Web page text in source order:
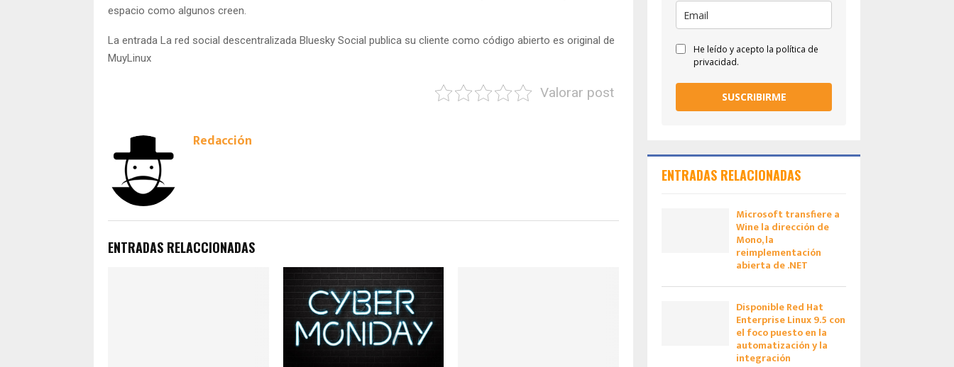
espacio como algunos creen.
La entrada La red social descentralizada Bluesky Social publica su cliente como código abierto es original de
MuyLinux
Valorar post
Redacción
ENTRADAS RELACCIONADAS
He leído y acepto la política de
privacidad.
SUSCRIBIRME
ENTRADAS RELACIONADAS
Microsoft transfiere a
Wine la dirección de
Mono, la
reimplementación
abierta de .NET
Disponible Red Hat
Enterprise Linux 9.5 con
el foco puesto en la
automatización y la
integración